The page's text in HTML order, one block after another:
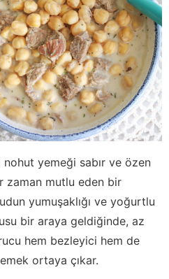
yemeği sabır ve özen
zaman mutlu eden bir
yumuşaklığı ve yoğurtlu
bir araya geldiğinde, az
hem bezleyici hem de
ortaya çıkar.